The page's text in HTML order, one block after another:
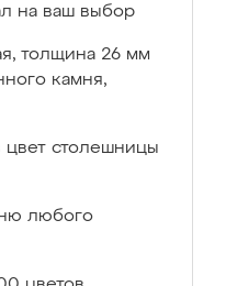
на ваш выбор
толщина 26 мм
камня,
столешницы
любого